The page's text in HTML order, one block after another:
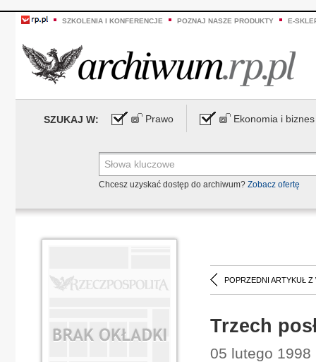
SZKOLENIA I KONFERENCJE POZNAJ NASZE PRODUKTY E-
SZUKAJ W: Prawo Ekonomia i biznes
Chcesz uzyskać dostęp do archiwum? Zobacz ofertę
POPRZEDNI ARTYKUŁ Z
Trzech
05 lutego 1998